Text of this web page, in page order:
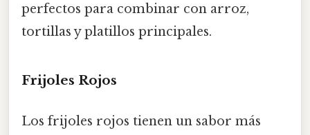
perfectos para combinar con arroz,
tortillas y platillos principales.
Frijoles Rojos
Los frijoles rojos tienen un sabor más